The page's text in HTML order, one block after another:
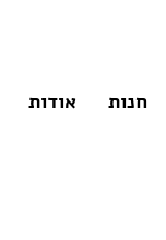
חנות אודות